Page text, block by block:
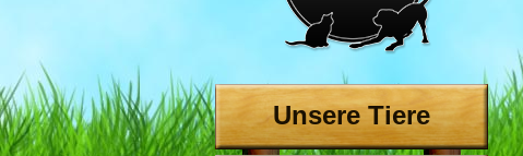
Unsere Tiere